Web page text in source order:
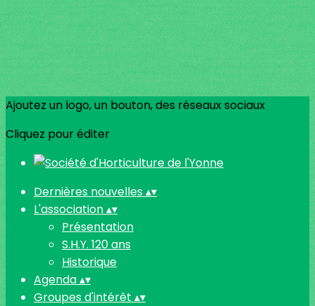
Ajoutez un logo, un bouton, des réseaux sociaux
Cliquez pour éditer
Dernières nouvelles▴▾
L'association▴▾
Présentation
S.H.Y. 120 ans
Historique
Agenda▴▾
Groupes d'intérêt ▴▾